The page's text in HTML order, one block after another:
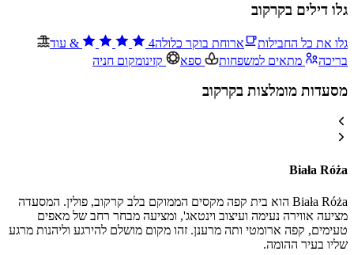
גלו דילים בקרקוב
גלו את כל החבילות ארוחת בוקר כלולה4
& עוד
בריכה
מתאים למשפחות ספא קזינומקום חניה
מסעדות מומלצות בקרקוב
Biała Róża
Biała Róża הוא בית קפה מקסים הממוקם בלב קרקוב, פולין. המסעדה
מציעה אווירה נעימה ועיצוב וינטאג', ומציעה מבחר רחב של מאפים
טעימים, קפה ארומטי ותה מרענן. זהו מקום מושלם להירגע וליהנות מרגע
שליו בעיר ההומה.